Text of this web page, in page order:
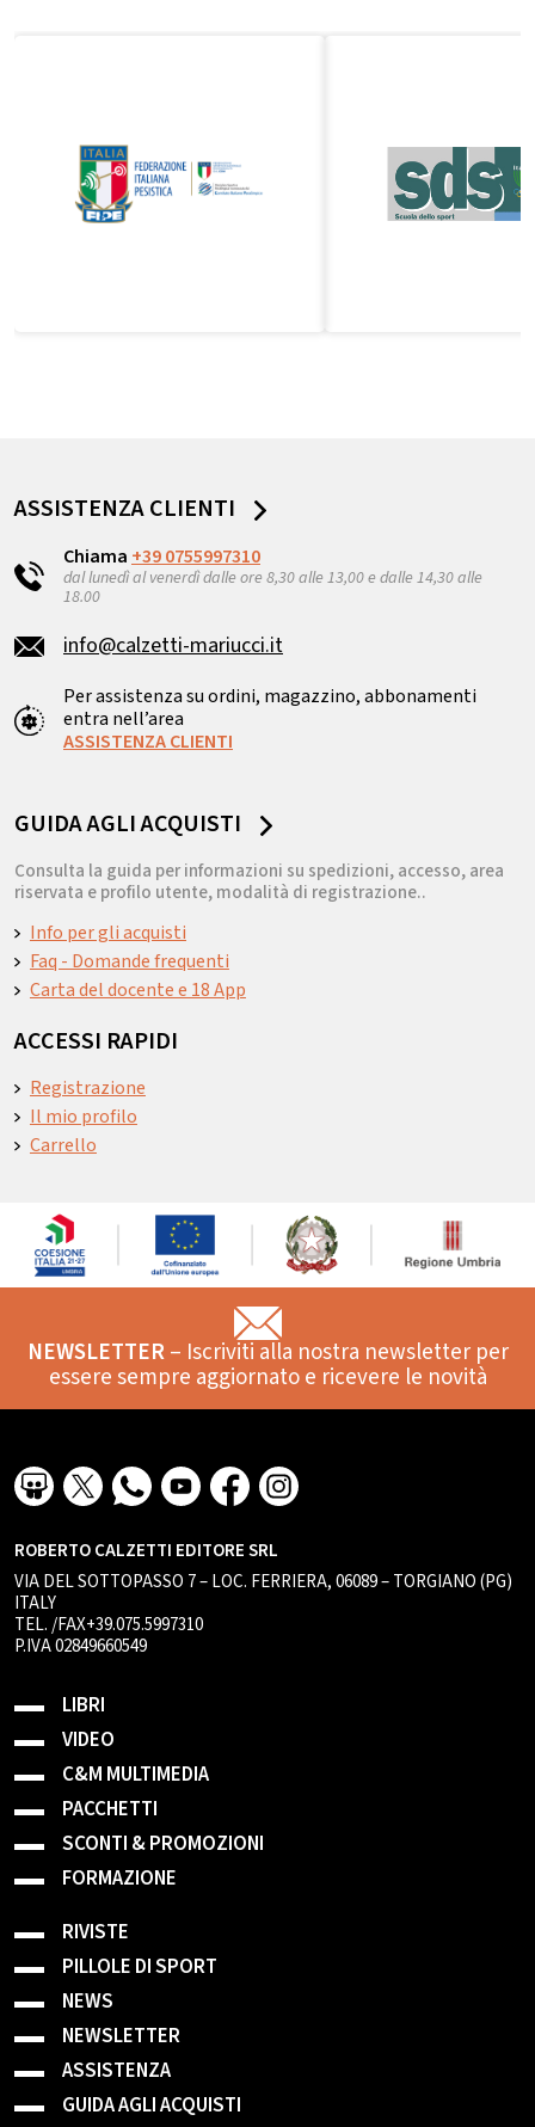
ASSISTENZA CLIENTI
Chiama +39 0755997310
dal lunedì al venerdì dalle ore 8,30 alle 13,00 e dalle 14,30 alle
18.00
info@calzetti-mariucci.it
Per assistenza su ordini, magazzino, abbonamenti
entra nell’area
ASSISTENZA CLIENTI
GUIDA AGLI ACQUISTI
Consulta la guida per informazioni su spedizioni, accesso, area
riservata e profilo utente, modalità di registrazione..
Info per gli acquisti
Faq - Domande frequenti
Carta del docente e 18 App
ACCESSI RAPIDI
Registrazione
Il mio profilo
Carrello
NEWSLETTER– Iscriviti alla nostra newsletter per
essere sempre aggiornato e ricevere le novità
ROBERTO CALZETTI EDITORE SRL
VIA DEL SOTTOPASSO 7 – LOC. FERRIERA, 06089 – TORGIANO (PG)
ITALY
TEL. /FAX+39.075.5997310
P.IVA 02849660549
LIBRI
VIDEO
C&M MULTIMEDIA
PACCHETTI
SCONTI & PROMOZIONI
FORMAZIONE
RIVISTE
PILLOLE DI SPORT
NEWS
NEWSLETTER
ASSISTENZA
GUIDA AGLI ACQUISTI